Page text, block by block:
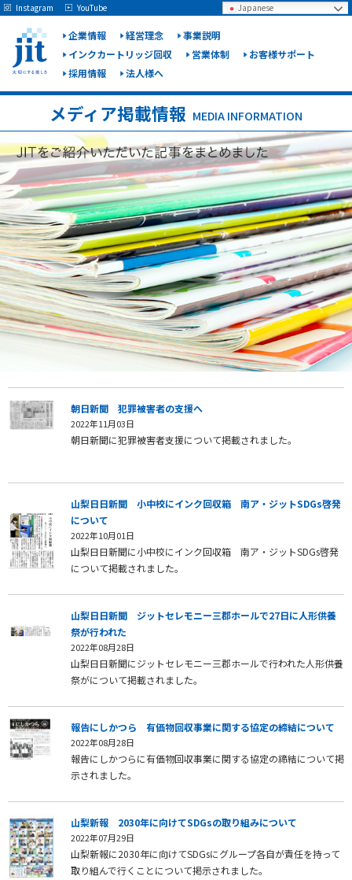
企業情報 経営理念
事業説明
インクカートリッジ回収
営業体制
お客様サポート
採用情報
法人様へ
Japanese
Instagram YouTube
メディア掲載情報 MEDIA INFORMATION
朝日新聞 犯罪被害者の支援へ
2022年11月03日
朝日新聞に犯罪被害者支援について掲載されました。
山梨日日新聞 小中校にインク回収箱 南ア・ジットSDGs啓発
について
2022年10月01日
山梨日日新聞に小中校にインク回収箱 南ア・ジットSDGs啓発
について掲載されました。
山梨日日新聞 ジットセレモニー三郡ホールで27日に人形供養
祭が行われた
2022年08月28日
山梨日日新聞にジットセレモニー三郡ホールで行われた人形供養
祭がについて掲載されました。
報告にしかつら 有価物回収事業に関する協定の締結について
2022年08月28日
報告にしかつらに有価物回収事業に関する協定の締結について掲
示されました。
山梨新報 2030年に向けてSDGsの取り組みについて
2022年07月29日
山梨新報に2030年に向けてSDGsにグループ各自が責任を持って
取り組んで行くことについて掲示されました。
May we use cookies to track your activities? We take your privacy very seriously.
Please see our privacy policy for details and any questions.YesNo